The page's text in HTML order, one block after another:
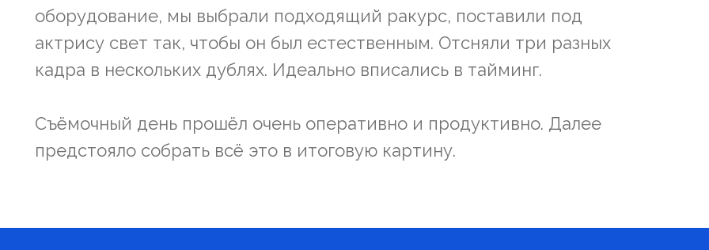
оборудование, мы выбрали подходящий ракурс, поставили под
актрису свет так, чтобы он был естественным. Отсняли три разных
кадра в нескольких дублях. Идеально вписались в тайминг.
Съёмочный день прошёл очень оперативно и продуктивно. Далее
предстояло собрать всё это в итоговую картину.